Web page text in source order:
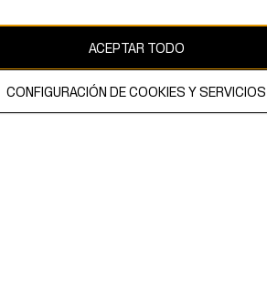
web está protegido por copyright y es
& Mauritz AB.ACEPTAR TODO
CONFIGURACIÓN DE COOKIES Y SERVICIOS